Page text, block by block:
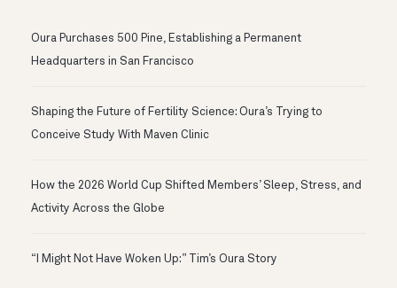
Oura Purchases 500 Pine, Establishing a Permanent
Headquarters in San Francisco
Shaping the Future of Fertility Science: Oura’s Trying to
Conceive Study With Maven Clinic
How the 2026 World Cup Shifted Members’ Sleep, Stress, and
Activity Across the Globe
“I Might Not Have Woken Up:” Tim’s Oura Story